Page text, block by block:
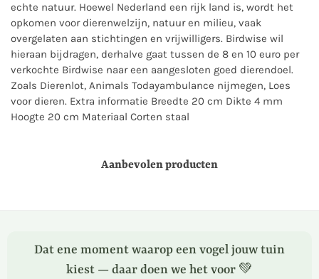
echte natuur. Hoewel Nederland een rijk land is, wordt het
opkomen voor dierenwelzijn, natuur en milieu, vaak
overgelaten aan stichtingen en vrijwilligers. Birdwise wil
hieraan bijdragen, derhalve gaat tussen de 8 en 10 euro per
verkochte Birdwise naar een aangesloten goed dierendoel.
Zoals Dierenlot, Animals Todayambulance nijmegen, Loes
voor dieren. Extra informatie Breedte 20 cm Dikte 4 mm
Hoogte 20 cm Materiaal Corten staal
Aanbevolen producten
Dat ene moment waarop een vogel jouw tuin
kiest — daar doen we het voor 💚